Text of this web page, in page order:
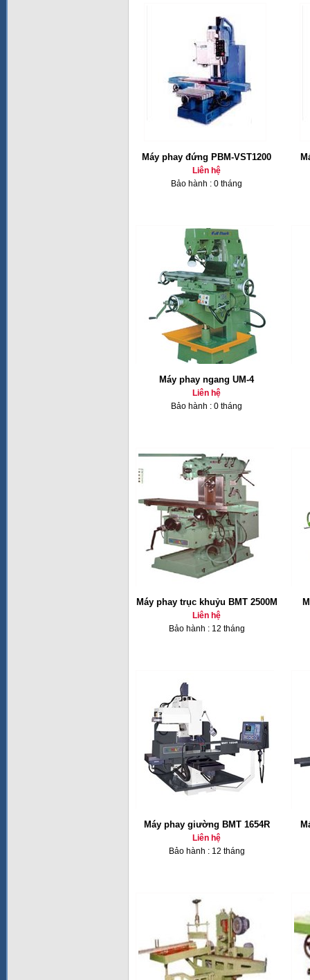
Máy phay đứng PBM-VST1200
Liên hệ
Bảo hành : 0 tháng
Máy phay ngang UM-4
Liên hệ
Bảo hành : 0 tháng
Máy phay trục khuỷu BMT 2500M
Liên hệ
Bảo hành : 12 tháng
Máy phay giường BMT 1654R
Liên hệ
Bảo hành : 12 tháng